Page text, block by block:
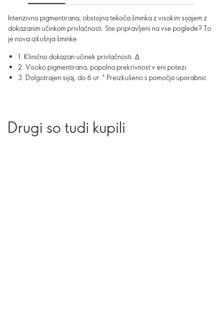
Intenzivno pigmentirana, obstojna tekoča šminka z visokim sijajem z
dokazanim učinkom privlačnosti. Ste pripravljeni na vse poglede? To
je nova izkušnja šminke.
1. Klinično dokazan učinek privlačnosti. Δ
2. Visoko pigmentirana, popolna prekrivnost v eni potezi.
3. Dolgotrajen sijaj, do 6 ur. * Preizkušeno s pomočjo uporabnic
Drugi so tudi kupili